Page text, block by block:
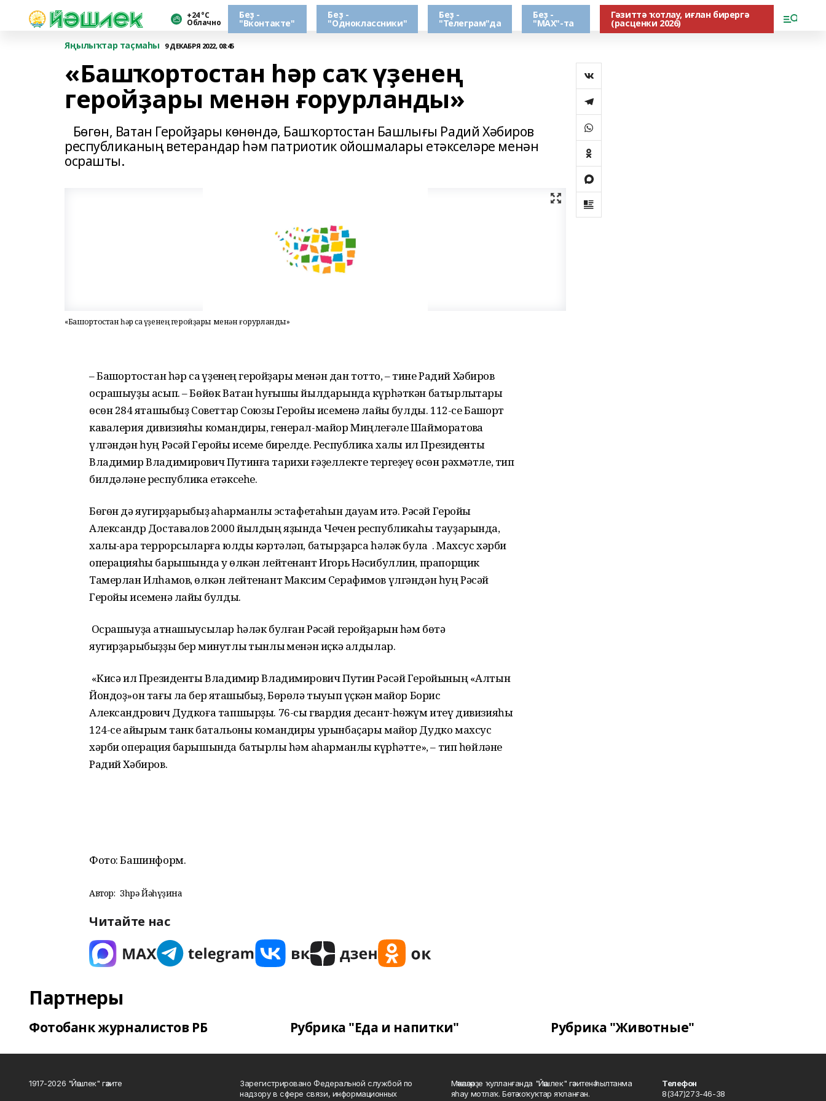
+24 °С
Облачно
Беҙ -
"Вконтакте"
Беҙ -
"Одноклассники"
Беҙ -
"Телеграм"да
Беҙ -
"МАХ"-та
Гәзиттә ҡотлау, иғлан бирергә
(расценки 2026)
Яңылыҡтар таҫмаһы
9 ДЕКАБРЯ 2022, 08:45
«Башҡортостан һәр саҡ үҙенең
геройҙары менән ғорурланды»
Бөгөн, Ватан Геройҙары көнөндә, Башҡортостан Башлығы Радий Хәбиров
республиканың ветерандар һәм патриотик ойошмалары етәкселәре менән
осрашты.
«Башҡортостан һәр саҡ үҙенең геройҙары менән ғорурланды»
– Башҡортостан һәр саҡ үҙенең геройҙары менән дан тотто, – тине Радий Хәбиров
осрашыуҙы асып. – Бөйөк Ватан һуғышы йылдарында күрһәткән батырлыҡтары
өсөн 284 яҡташыбыҙ Советтар Союзы Геройы исеменә лайыҡ булды. 112-се Башҡорт
кавалерия дивизияһы командиры, генерал-майор Миңлеғәле Шайморатовҡа
үлгәндән һуң Рәсәй Геройы исеме бирелде. Республика халҡы ил Президенты
Владимир Владимирович Путинға тарихи ғәҙеллекте тергеҙеү өсөн рәхмәтле, тип
билдәләне республика етәксеһе.
Бөгөн дә яугирҙарыбыҙ ҡаһарманлыҡ эстафетаһын дауам итә. Рәсәй Геройы
Александр Доставалов 2000 йылдың яҙында Чечен республикаһы тауҙарында,
халыҡ-ара террорсыларға юлды кәртәләп, батырҙарса һәләк була . Махсус хәрби
операцияһы барышында уҡ өлкән лейтенант Игорь Нәсибуллин, прапорщик
Тамерлан Илһамов, өлкән лейтенант Максим Серафимов үлгәндән һуң Рәсәй
Геройы исеменә лайыҡ булды.
Осрашыуҙа ҡатнашыусылар һәләк булған Рәсәй геройҙарын һәм бөтә
яугирҙарыбыҙҙы бер минутлыҡ тынлыҡ менән иҫкә алдылар.
«Кисә ил Президенты Владимир Владимирович Путин Рәсәй Геройының «Алтын
Йондоҙ»он тағы ла бер яҡташыбыҙ, Бөрөлә тыуып үҫкән майор Борис
Александрович Дудкоға тапшырҙы. 76-сы гвардия десант-һөжүм итеү дивизияһы
124-се айырым танк батальоны командиры урынбаҫары майор Дудко махсус
хәрби операция барышында батырлыҡ һәм ҡаһарманлыҡ күрһәтте», – тип һөйләне
Радий Хәбиров.
Фото: Башинформ.
Автор: Зөһрә Йәһүҙина
Читайте нас
Партнеры
Фотобанк журналистов РБ Рубрика "Еда и напитки" Рубрика "Животные"
1917-2026 "Йәшлек" гәзите
Зарегистрировано Федеральной службой по
надзору в сфере связи, информационных
Мәҡәләләрҙе ҡулланғанда "Йәшлек" гәзитенә һылтанма
яһау мотлаҡ. Бөтә хоҡуҡтар яҡланған.
Телефон
8(347)273-46-38